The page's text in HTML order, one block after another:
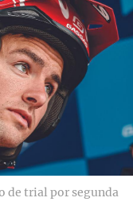
de trial por segunda